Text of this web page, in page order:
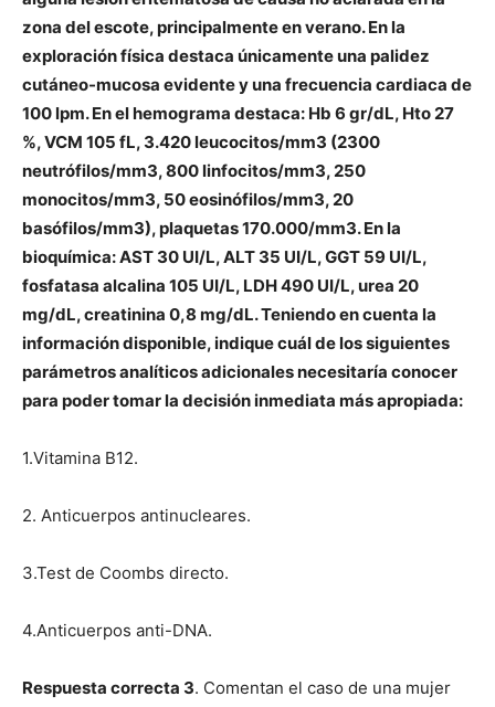
zona del escote, principalmente en verano. En la
exploración física destaca únicamente una palidez
cutáneo-mucosa evidente y una frecuencia cardiaca de
100 lpm. En el hemograma destaca: Hb 6 gr/dL, Hto 27
%, VCM 105 fL, 3.420 leucocitos/mm3 (2300
neutrófilos/mm3, 800 linfocitos/mm3, 250
monocitos/mm3, 50 eosinófilos/mm3, 20
basófilos/mm3), plaquetas 170.000/mm3. En la
bioquímica: AST 30 UI/L, ALT 35 UI/L, GGT 59 UI/L,
fosfatasa alcalina 105 UI/L, LDH 490 UI/L, urea 20
mg/dL, creatinina 0,8 mg/dL. Teniendo en cuenta la
información disponible, indique cuál de los siguientes
parámetros analíticos adicionales necesitaría conocer
para poder tomar la decisión inmediata más apropiada:
1.Vitamina B12.
2. Anticuerpos antinucleares.
3.Test de Coombs directo.
4.Anticuerpos anti-DNA.
Respuesta correcta 3. Comentan el caso de una mujer